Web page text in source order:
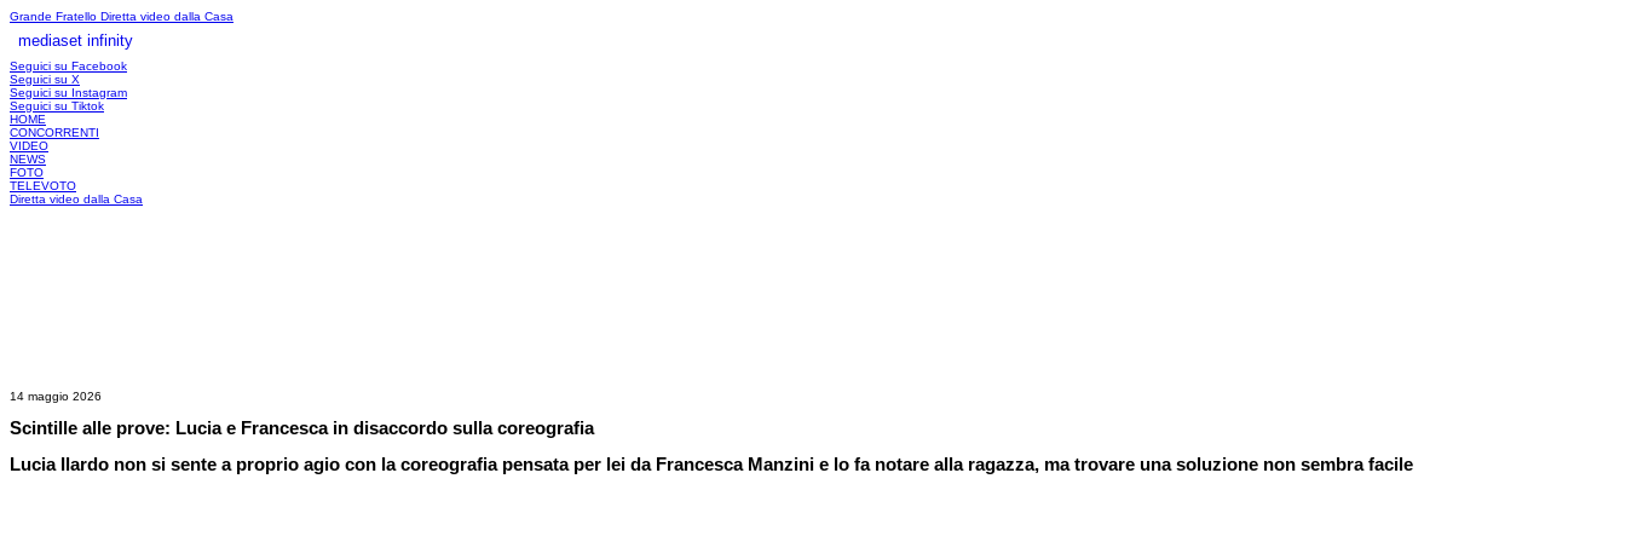
Grande Fratello Diretta video dalla Casa
mediaset infinity
Seguici su Facebook
Seguici su X
Seguici su Instagram
Seguici su Tiktok
HOME
CONCORRENTI
VIDEO
NEWS
FOTO
TELEVOTO
Diretta video dalla Casa
14 maggio 2026
Scintille alle prove: Lucia e Francesca in disaccordo sulla coreografia
Lucia Ilardo non si sente a proprio agio con la coreografia pensata per lei da Francesca Manzini e lo fa notare alla ragazza, ma trovare una soluzione non sembra facile